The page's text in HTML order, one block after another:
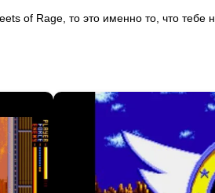
of Rage, то это именно то, что тебе